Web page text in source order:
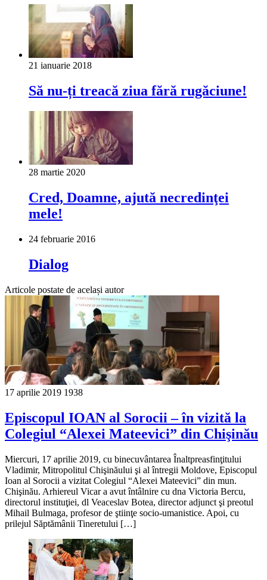
21 ianuarie 2018
Să nu-ți treacă ziua fără rugăciune!
28 martie 2020
Cred, Doamne, ajută necredinţei
mele!
24 februarie 2016
Dialog
Articole postate de același autor
17 aprilie 2019 1938
Episcopul IOAN al Sorocii – în vizită la
Colegiul “Alexei Mateevici” din Chişinău
Miercuri, 17 aprilie 2019, cu binecuvântarea Înaltpreasfinţitului
Vladimir, Mitropolitul Chişinăului şi al întregii Moldove, Episcopul
Ioan al Sorocii a vizitat Colegiul “Alexei Mateevici” din mun.
Chişinău. Arhiereul Vicar a avut întâlnire cu dna Victoria Bercu,
directorul instituţiei, dl Veaceslav Botea, director adjunct şi preotul
Mihail Bulmaga, profesor de ştiinţe socio-umanistice. Apoi, cu
prilejul Săptămânii Tineretului […]